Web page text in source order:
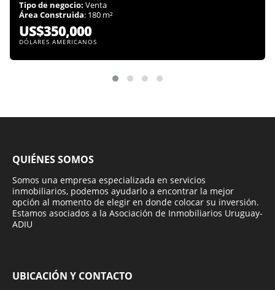
Tipo de negocio: Venta
Área Construida: 180 m²
US$350,000
DÓLARES AMERICANOS
QUIÉNES SOMOS
Somos una empresa especializada en servicios
inmobiliarios, podemos ayudarlo a encontrar la mejor
opción al momento de elegir en donde colocar su inversión.
Estamos asociados a la Asociación de Inmobiliarios Uruguay-
ADIU
UBICACIÓN Y CONTACTO